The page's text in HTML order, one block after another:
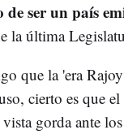
ser un país
la última
que la 'era
cierto es que
gorda ante